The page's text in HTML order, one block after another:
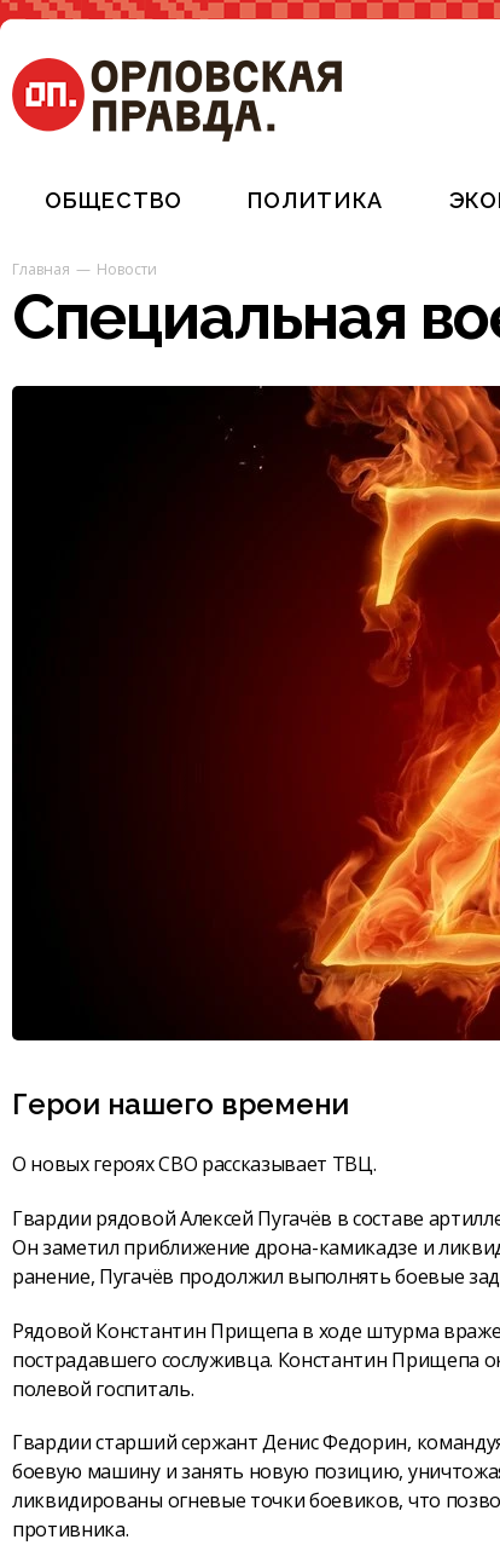
ОБЩЕСТВО ПОЛИТИКА
Главная Новости
Специальная
Герои нашего времени
О новых героях СВО рассказывает ТВЦ.
Гвардии рядовой Алексей Пугачёв в составе
Он заметил приближение дрона-камикадзе и
ранение, Пугачёв продолжил выполнять боевые
Рядовой Константин Прищепа в ходе штурма
пострадавшего сослуживца. Константин Прищепа
полевой госпиталь.
Гвардии старший сержант Денис Федорин,
боевую машину и занять новую позицию,
ликвидированы огневые точки боевиков, что
противника.